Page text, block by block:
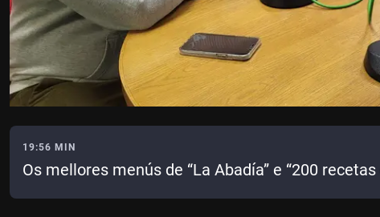
19:56 MIN
Os mellores menús de “La Abadía” e “200